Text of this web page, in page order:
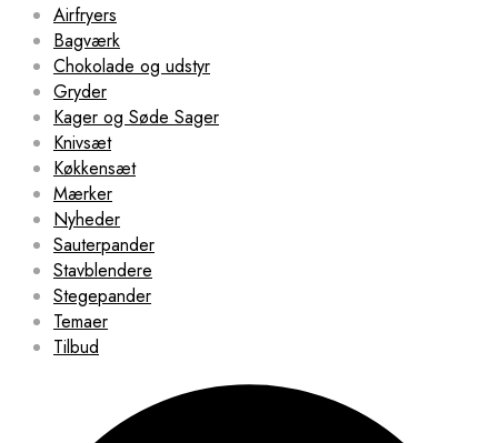
Airfryers
Bagværk
Chokolade og udstyr
Gryder
Kager og Søde Sager
Knivsæt
Køkkensæt
Mærker
Nyheder
Sauterpander
Stavblendere
Stegepander
Temaer
Tilbud